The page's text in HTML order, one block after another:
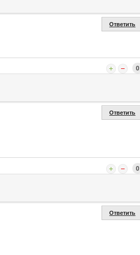
Ответить
0
Ответить
0
Ответить